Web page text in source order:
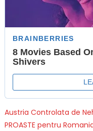
Austria Controlata de
PROASTE pentru